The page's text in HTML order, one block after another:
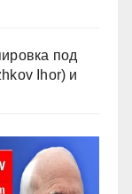
под
Ihor) и